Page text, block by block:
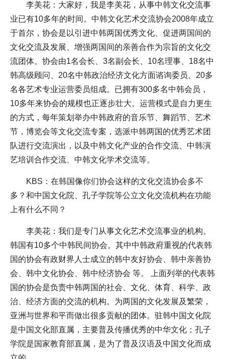
李美花：大家好，我是李美花，从事中韩文化交流事
业已有10多年的时间。中韩文化艺术交流协会2008年成立
于首尔，协会是以引进中韩两国优秀文化、促进两国间的
文化交流及发展、增强两国间的亲善合作为宗旨的文化交
流团体。协会由1名会长、3名副会长、10名理事、18名中
韩高级顾问、20名中韩政治经济文化方面谘询委员、20多
名各艺术专业运营委员组成。已拥有300多名中韩会员，
10多年来协会的规模也正逐步壮大。运营模式是自力更生
的方式，每年策划举办中韩政府的音乐节、舞蹈节、艺术
节，博览会等文化交流专案，选派中韩两国的优秀艺术团
队进行交流演出，以及中韩文化产业的合作交流、中韩演
艺培训合作交流、中韩文化学术交流等。
KBS：在韩国像你们协会这样的文化交流协会多不
多？和中国文化院、孔子学院等公立文化交流机构在功能
上有什么不同？
李美花：我们是专门从事文化艺术交流事业的机构。
韩国有10多个中韩民间协会。其中中韩政府重视的代表韩
国的协会有政财界人士成立的韩中友好协会、韩中亲善协
会、韩中文化协会、韩中经济协会 等。 上面列举的代表韩
国的协会是负责中韩两国的社会、文化、体育、科学、政
治、经济方面的交流的机构。为两国的文化发展及繁荣，
亚洲与世界和平而做出很多贡献的团体。驻韩中国文化院
是中国文化部直属，主要普及传播优秀的中华文化；孔子
学院是国家教育部直属，是为了普及汉语及中国文化而成